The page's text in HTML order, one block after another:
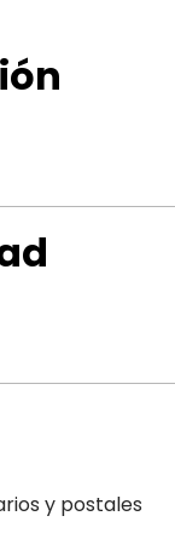
y postales